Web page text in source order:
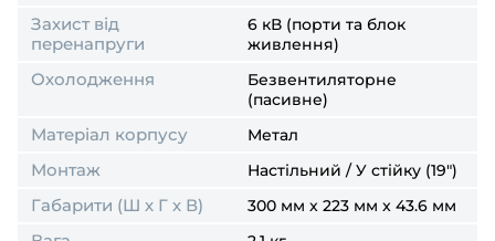
Захист від
перенапруги
6 кВ (порти та блок
живлення)
Охолодження
Безвентиляторне
(пасивне)
Матеріал корпусу Метал
Монтаж Настільний / У стійку (19")
Габарити (Ш х Г х В) 300 мм x 223 мм x 43.6 мм